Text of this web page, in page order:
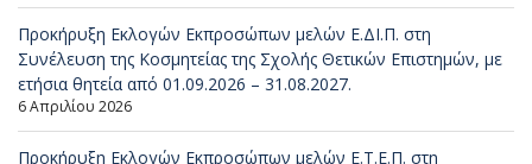
Προκήρυξη Εκλογών Εκπροσώπων μελών Ε.ΔΙ.Π. στη
Συνέλευση της Κοσμητείας της Σχολής Θετικών Επιστημών, με
ετήσια θητεία από 01.09.2026 – 31.08.2027.
6 Απριλίου 2026
Προκήρυξη Εκλογών Εκπροσώπων μελών Ε.Τ.Ε.Π. στη